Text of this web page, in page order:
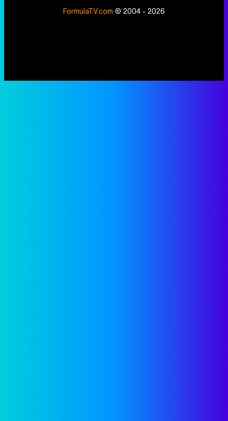
FormulaTV.com © 2004 - 2026